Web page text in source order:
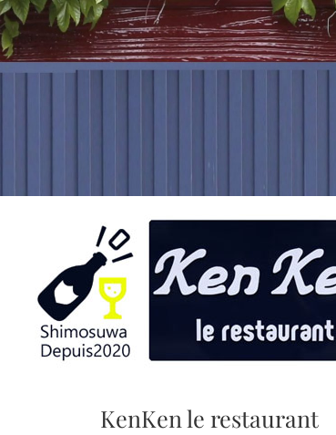
KenKen le restaurant